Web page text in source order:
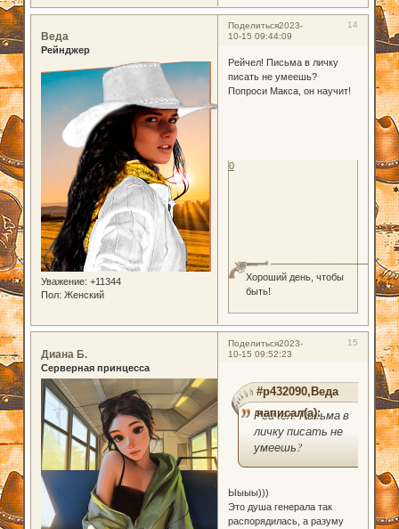
Поделиться 14
2023-
10-15 09:44:09
Веда
Рейнджер
Уважение: +11344
Пол: Женский
Рейчел! Письма в личку
писать не умеешь?
Попроси Макса, он научит!
Хороший день, чтобы
быть!
0
Поделиться 15
2023-
10-15 09:52:23
Диана Б.
Серверная принцесса
#p432090,Веда
написал(а):
Рейчел! Письма в
личку писать не
умеешь?
Ыыыы)))
Это душа генерала так
распорядилась, а разуму